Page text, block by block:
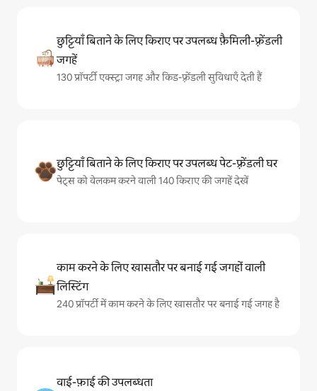
छुट्टियाँ बिताने के लिए किराए पर उपलब्ध फ़ैमिली-फ़्रेंडली
जगहें
130 प्रॉपर्टी एक्स्ट्रा जगह और किड-फ़्रेंडली सुविधाएँ देती हैं
छुट्टियाँ बिताने के लिए किराए पर उपलब्ध पेट-फ़्रेंडली घर
पेट्स को वेलकम करने वाली 140 किराए की जगहें देखें
काम करने के लिए खासतौर पर बनाई गई जगहों वाली
लिस्टिंग
240 प्रॉपर्टी में काम करने के लिए खासतौर पर बनाई गई जगह है
वाई-फ़ाई की उपलब्धता